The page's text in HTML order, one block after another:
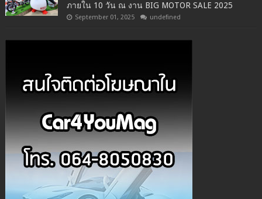
ภายใน 10 วัน ณ งาน BIG MOTOR SALE 2025
September 01, 2025 undefined